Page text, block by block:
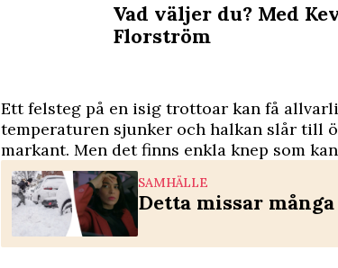
Vad väljer du? Med
Florström
Ett felsteg på en isig trottoar kan få
temperaturen sjunker och halkan slår till
markant. Men det finns enkla knep som
SAMHÄLLE
Detta missar